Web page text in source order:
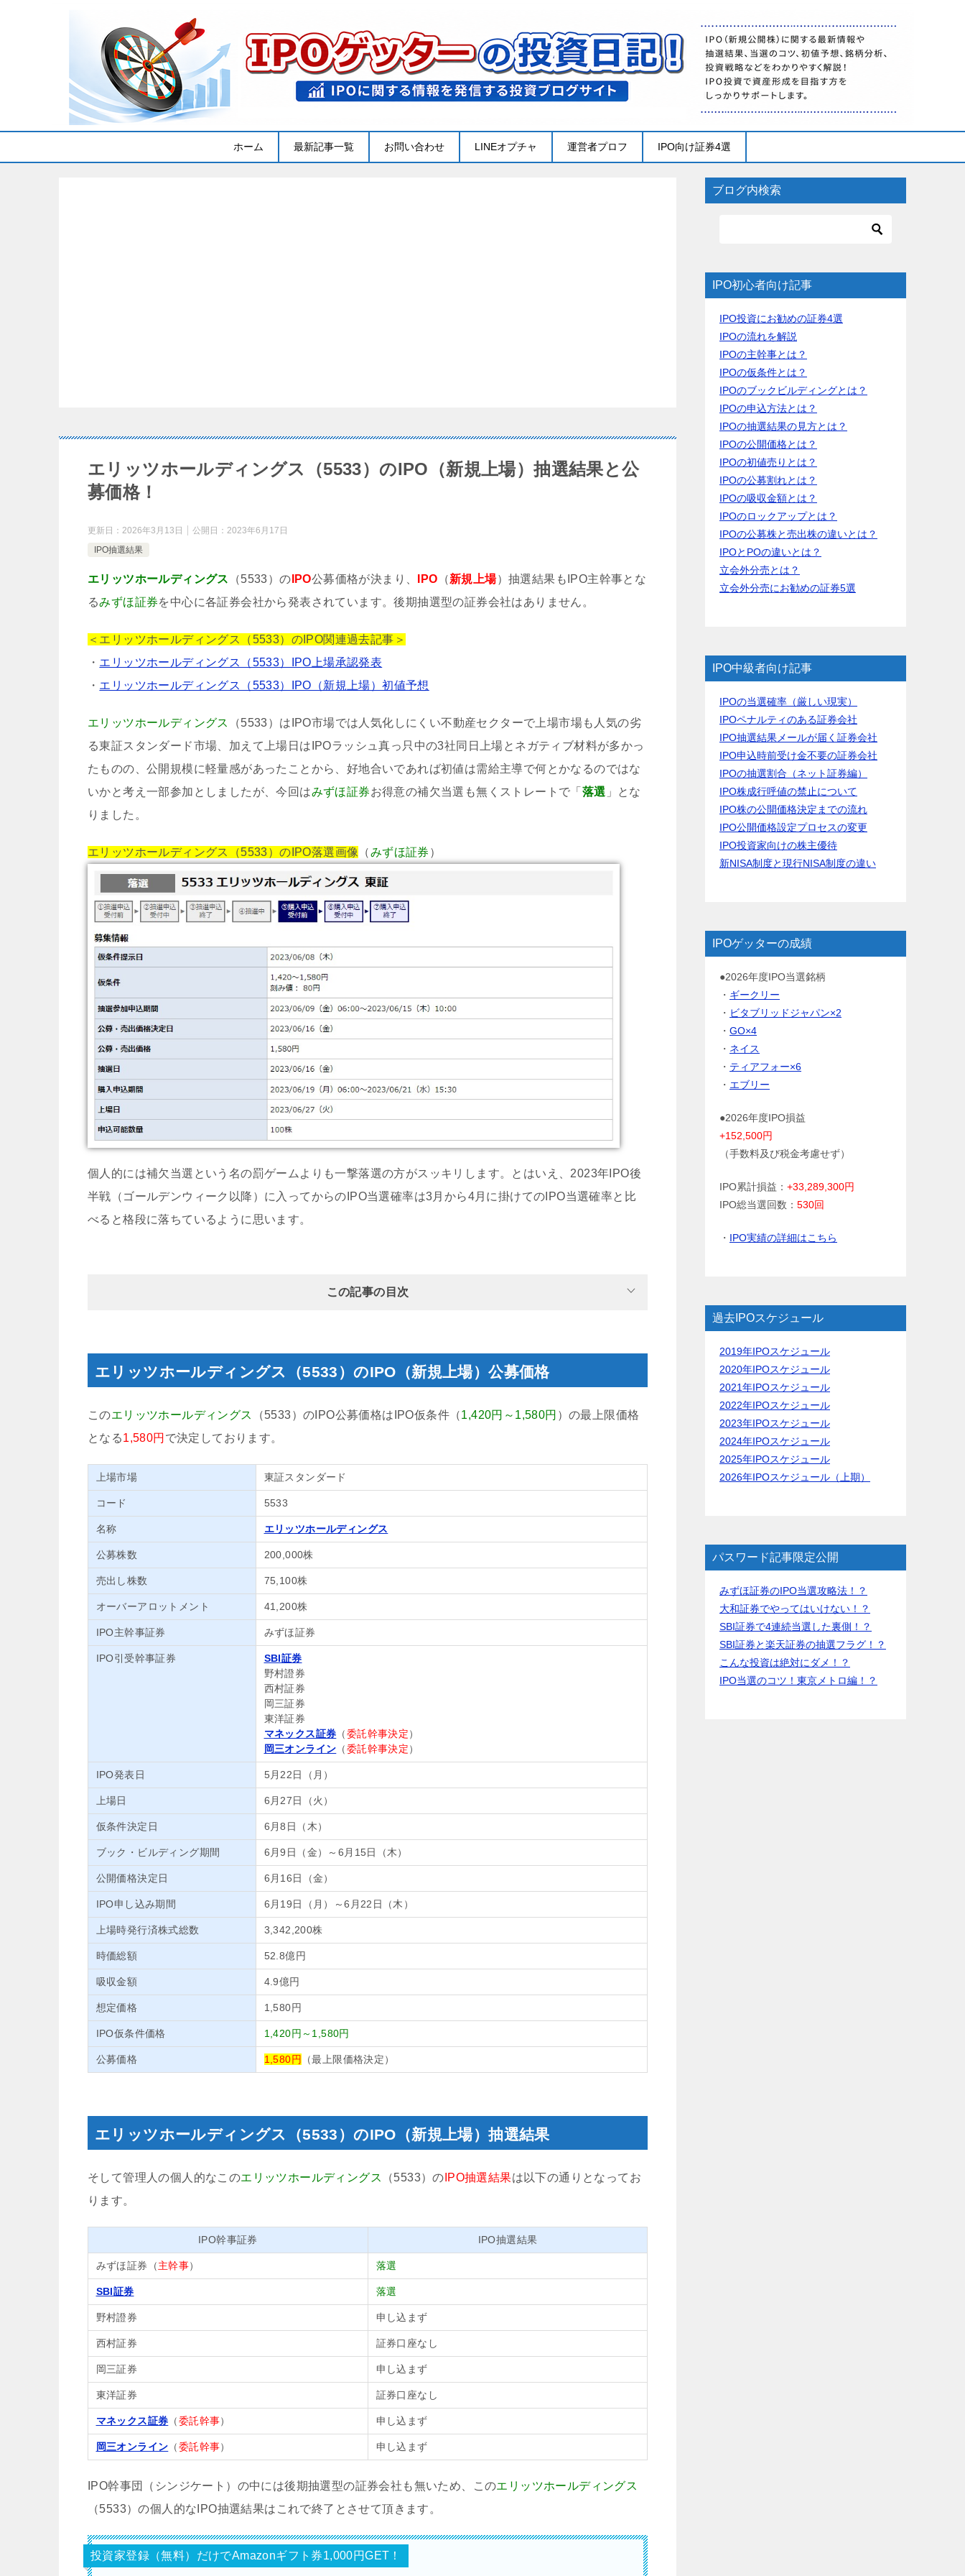
ホーム 最新記事一覧 お問い合わせ LINEオプチャ 運営者プロフ IPO向け証券4選
エリッツホールディングス（5533）のIPO（新規上場）抽選結果と公
募価格！
更新日： 2026年3月13日 公開日： 2023年6月17日
IPO抽選結果
エリッツホールディングス （5533）の IPO公募価格が決まり、 IPO （新規上場）抽選結果もIPO主幹事とな
るみずほ証券を中心に各証券会社から発表されています。後期抽選型の証券会社はありません。
＜エリッツホールディングス（5533）のIPO関連過去記事＞
・ エリッツホールディングス（5533）IPO上場承認発表
・ エリッツホールディングス（5533）IPO（新規上場）初値予想
エリッツホールディングス
（5533）はIPO市場では人気化しにくい不動産セクターで上場市場も人気の劣
る東証スタンダード市場、加えて上場日はIPOラッシュ真っ只中の3社同日上場とネガティブ材料が多かっ
たものの、公開規模に軽量感があったことから、好地合いであれば初値は需給主導で何とかなるのではな
いかと考え一部参加としましたが、今回はみずほ証券お得意の補欠当選も無くストレートで「 落選 」とな
りました。
エリッツホールディングス（5533）のIPO落選画像 （みずほ証券 ）
個人的には補欠当選という名の罰ゲームよりも一撃落選の方がスッキリします。とはいえ、2023年IPO後
半戦（ゴールデンウィーク以降）に入ってからのIPO当選確率は3月から4月に掛けてのIPO当選確率と比
べると格段に落ちているように思います。
この記事の目次
エリッツホールディングス（5533）のIPO（新規上場）公募価格
このエリッツホールディングス （5533）のIPO公募価格はIPO仮条件（1,420円～1,580円 ）の最上限価格
となる1,580円 で決定しております。
上場市場 東証スタンダード
コード 5533
名称 エリッツホールディングス
公募株数 200,000株
売出し株数 75,100株
オーバーアロットメント 41,200株
IPO主幹事証券 みずほ証券
IPO引受幹事証券
SBI証券
野村證券
西村証券
岡三証券
東洋証券
マネックス証券 （委託幹事決定）
岡三オンライン （委託幹事決定）
IPO発表日 5月22日（月）
上場日 6月27日（火）
仮条件決定日 6月8日（木）
ブック・ビルディング期間 6月9日（金）～6月15日（木）
公開価格決定日 6月16日（金）
IPO申し込み期間 6月19日（月）～6月22日（木）
上場時発行済株式総数 3,342,200株
時価総額 52.8億円
吸収金額 4.9億円
想定価格 1,580円
IPO仮条件価格 1,420円～1,580円
公募価格 1,580円 （最上限価格決定）
エリッツホールディングス（5533）のIPO（新規上場）抽選結果
そして管理人の個人的なこのエリッツホールディングス （5533）の IPO抽選結果は以下の通りとなってお
ります。
IPO幹事証券 IPO抽選結果
みずほ証券（主幹事） 落選
SBI証券 落選
野村證券 申し込まず
西村証券 証券口座なし
岡三証券 申し込まず
東洋証券 証券口座なし
マネックス証券 （委託幹事） 申し込まず
岡三オンライン （委託幹事） 申し込まず
IPO幹事団（シンジケート）の中には後期抽選型の証券会社も無いため、このエリッツホールディングス
（5533）の個人的なIPO抽選結果はこれで終了とさせて頂きます。
投資家登録（無料）だけでAmazonギフト券1,000円GET！
ブログ内検索
IPO初心者向け記事
IPO投資にお勧めの証券4選
IPOの流れを解説
IPOの主幹事とは？
IPOの仮条件とは？
IPOのブックビルディングとは？
IPOの申込方法とは？
IPOの抽選結果の見方とは？
IPOの公開価格とは？
IPOの初値売りとは？
IPOの公募割れとは？
IPOの吸収金額とは？
IPOのロックアップとは？
IPOの公募株と売出株の違いとは？
IPOとPOの違いとは？
立会外分売とは？
立会外分売にお勧めの証券5選
IPO中級者向け記事
IPOの当選確率（厳しい現実）
IPOペナルティのある証券会社
IPO抽選結果メールが届く証券会社
IPO申込時前受け金不要の証券会社
IPOの抽選割合（ネット証券編）
IPO株成行呼値の禁止について
IPO株の公開価格決定までの流れ
IPO公開価格設定プロセスの変更
IPO投資家向けの株主優待
新NISA制度と現行NISA制度の違い
IPOゲッターの成績
●2026年度IPO当選銘柄
・ ギークリー
・ ビタブリッドジャパン×2
・ GO×4
・ ネイス
・ ティアフォー×6
・ エブリー
●2026年度IPO損益
+152,500円
（手数料及び税金考慮せず）
IPO累計損益： +33,289,300円
IPO総当選回数： 530回
・ IPO実績の詳細はこちら
過去IPOスケジュール
2019年IPOスケジュール
2020年IPOスケジュール
2021年IPOスケジュール
2022年IPOスケジュール
2023年IPOスケジュール
2024年IPOスケジュール
2025年IPOスケジュール
2026年IPOスケジュール（上期）
パスワード記事限定公開
みずほ証券のIPO当選攻略法！？
大和証券でやってはいけない！？
SBI証券で4連続当選した裏側！？
SBI証券と楽天証券の抽選フラグ！？
こんな投資は絶対にダメ！？
IPO当選のコツ！東京メトロ編！？